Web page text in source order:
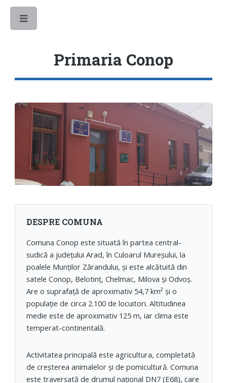
Primaria Conop
DESPRE COMUNA
Comuna Conop este situată în partea central-
sudică a județului Arad, în Culoarul Mureșului, la
poalele Munților Zărandului, și este alcătuită din
satele Conop, Belotinț, Chelmac, Milova și Odvoș.
Are o suprafață de aproximativ 54,7 km² și o
populație de circa 2.100 de locuitori. Altitudinea
medie este de aproximativ 125 m, iar clima este
temperat-continentală.
Activitatea principală este agricultura, completată
de creșterea animalelor și de pomicultură. Comuna
este traversată de drumul național DN7 (E68), care